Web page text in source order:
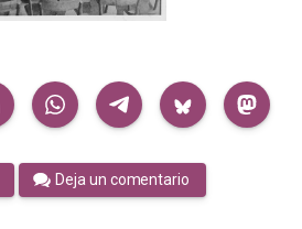
Deja un comentario